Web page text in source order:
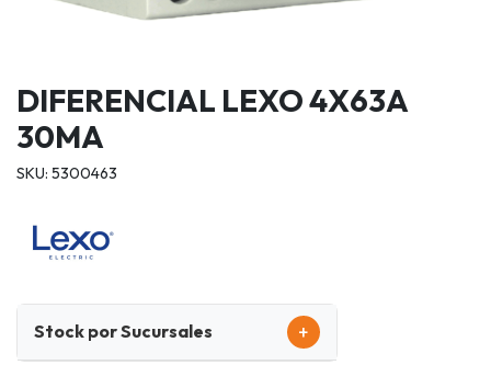
DIFERENCIAL LEXO 4X63A
30MA
SKU: 5300463
Stock por Sucursales +